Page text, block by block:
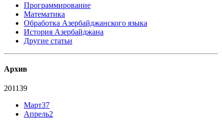
Программирование
Математика
Обработка Азербайджанского языка
История Азербайджана
Другие статьи
Архив
201139
Март37
Апрель2